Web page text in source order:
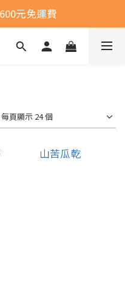
元免運費
元免運費
問題
每頁顯示 24 個